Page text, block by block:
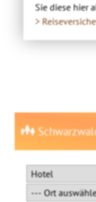
Sie diese hier
>